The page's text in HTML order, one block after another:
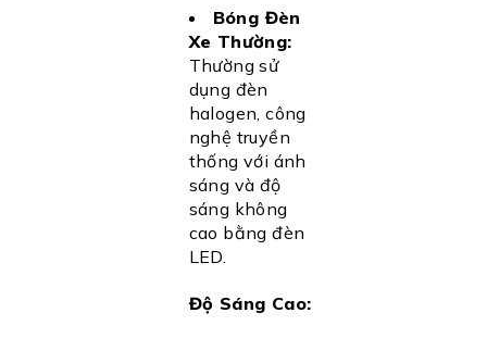
Bóng Đèn
Xe Thường:
Thường sử
dụng đèn
halogen, công
nghệ truyền
thống với ánh
sáng và độ
sáng không
cao bằng đèn
LED.
Độ Sáng Cao: